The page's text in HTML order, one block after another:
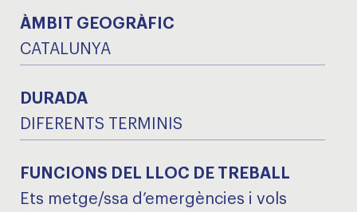
ÀMBIT GEOGRÀFIC
CATALUNYA
DURADA
DIFERENTS TERMINIS
FUNCIONS DEL LLOC DE TREBALL
Ets metge/ssa d’emergències i vols